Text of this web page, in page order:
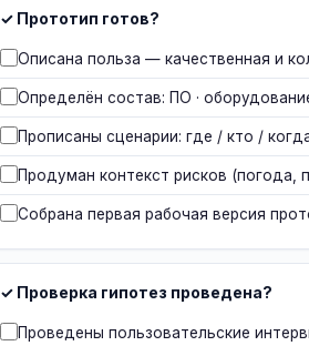
✓ Прототип готов?
Описана польза — качественная и
Определён состав: ПО ·
Прописаны сценарии: где / кто /
Продуман контекст рисков (погода,
Собрана первая рабочая версия
✓ Проверка гипотез проведена?
Проведены пользовательские